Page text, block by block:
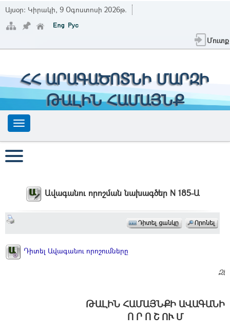
Այսօր: Կիրակի, 9 Օգոստոսի 2026թ.
Մուտք
ՀՀ ԱՐԱԳԱԾՈՏՆԻ ՄԱՐԶԻ
ԹԱԼԻՆ ՀԱՄԱՅՆՔ
Ավագանու որոշման նախագծեր N 185-Ա
Դիտել Ավագանու որոշումները
ԹԱԼԻՆ ՀԱՄԱՅՆՔԻ ԱՎԱԳԱՆԻ
Ո Ր Ո Շ ՈՒ Մ